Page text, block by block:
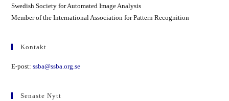
Swedish Society for Automated Image Analysis
Member of the International Association for Pattern Recognition
Kontakt
E-post:ssba@ssba.org.se
Senaste Nytt